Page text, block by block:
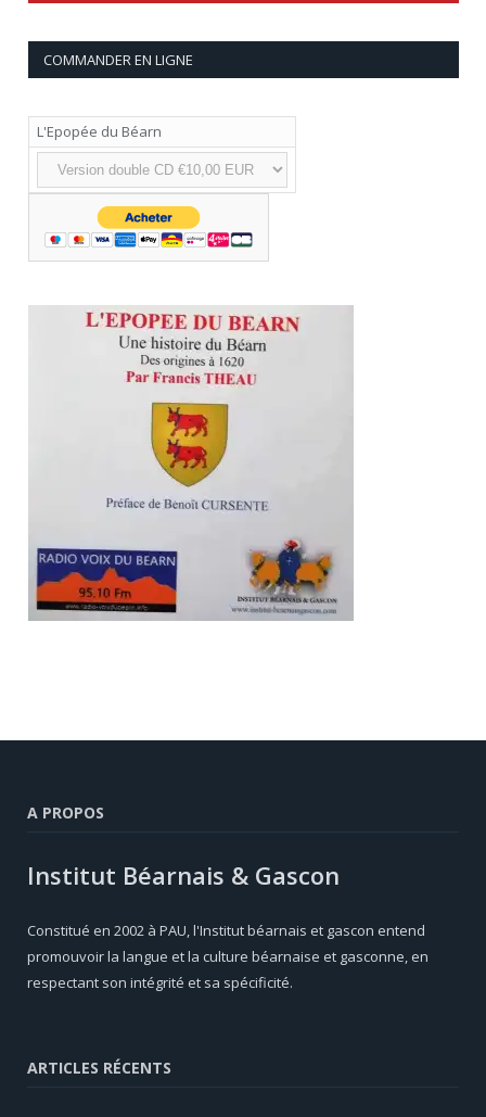
COMMANDER EN LIGNE
L'Epopée du Béarn
A PROPOS
Institut Béarnais & Gascon
Constitué en 2002 à PAU, l'Institut béarnais et gascon entend
promouvoir la langue et la culture béarnaise et gasconne, en
respectant son intégrité et sa spécificité.
ARTICLES RÉCENTS